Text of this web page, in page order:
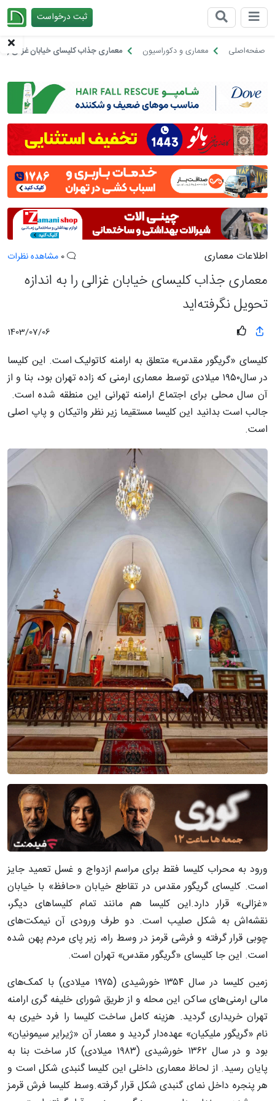
ثبت درخواست
صفحه‌اصلی معماری و دکوراسیون معماری جذاب کلیسای خیابان غزالی را
اطلاعات معماری مشاهده نظرات
معماری جذاب کلیسای خیابان غزالی را به اندازه
تحویل نگرفته‌اید
1403/07/06
کلیسای «گریگور مقدس» متعلق به ارامنه کاتولیک است. این کلیسا
در سال۱۹۵۰ میلادی توسط معماری ارمنی که زاده تهران بود، بنا و از
آن سال محلی برای اجتماع ارامنه تهرانی این منطقه شده است.
جالب است بدانید این کلیسا مستقیما زیر نظر واتیکان و پاپ اصلی
است.
ورود به محراب کلیسا فقط برای مراسم ازدواج و غسل تعمید جایز
است. کلیسای گریگور مقدس در تقاطع خیابان «حافظ» با خیابان
«غزالی» قرار دارد.این کلیسا هم مانند تمام کلیساهای دیگر،
نقشه‌‌اش به شکل صلیب است. دو طرف ورودی آن نیمکت‌های
چوبی قرار گرفته و فرشی قرمز در وسط راه، زیر پای مردم پهن شده
است. این جا کلیسای «گریگور مقدس» تهران است.
زمین کلیسا در سال ۱۳۵۴ خورشیدی (۱۹۷۵ میلادی) با کمک‌های
مالی ارمنی‌های ساکن این محله و از طریق شورای خلیفه گری ارامنه
تهران خریداری گردید. هزینه کامل ساخت کلیسا را فرد خیری به
نام «گریگور ملیکیان» عهده‌دار گردید و معمار آن «ژیرایر سیمونیان»
بود و در سال ۱۳۶۲ خورشیدی (۱۹۸۳ میلادی) کار ساخت بنا به
پایان رسید. از لحاظ معماری داخلی این کلیسا گنبدی شکل است و
هر پنجره داخل نمای گنبدی شکل قرار گرفته.وسط کلیسا فرش قرمز